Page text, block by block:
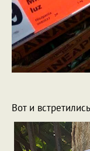
Вот и